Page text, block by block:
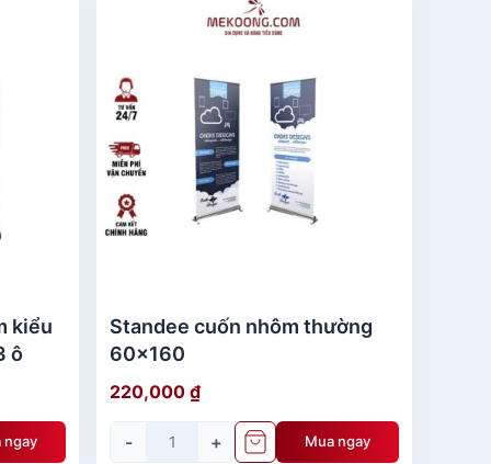
lại vị trí của giá quầy. Thích hợp cho các
một vị trí cố định và không di chuyển
thường xuyên.
thuận tiện, giúp linh hoạt trong việc thay
sức trong việc thiết lập không gian
kiểu
ô
ngay
Standee cuốn nhôm thường
60x160
220,000 ₫
- + Mua ngay